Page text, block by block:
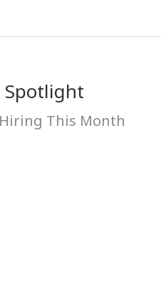
Spotlight
This Month